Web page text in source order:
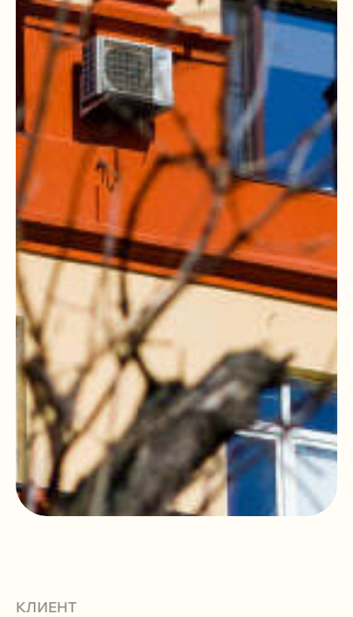
КЛИЕНТ
КАК РАБОТАЛИ